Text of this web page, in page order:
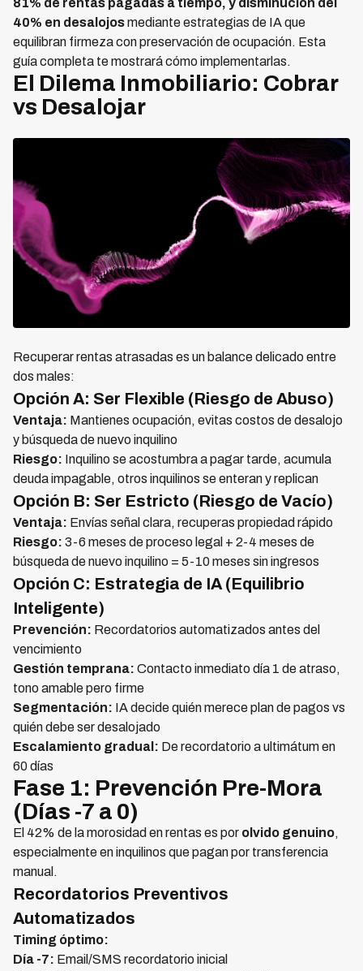
81% de rentas pagadas a tiempo, y disminución del
40% en desalojosmediante estrategias de IA que
equilibran firmeza con preservación de ocupación. Esta
guía completa te mostrará cómo implementarlas.
El Dilema Inmobiliario: Cobrar
vs Desalojar
Recuperar rentas atrasadas es un balance delicado entre
dos males:
Opción A: Ser Flexible (Riesgo de Abuso)
Ventaja: Mantienes ocupación, evitas costos de desalojo
y búsqueda de nuevo inquilino
Riesgo: Inquilino se acostumbra a pagar tarde, acumula
deuda impagable, otros inquilinos se enteran y replican
Opción B: Ser Estricto (Riesgo de Vacío)
Ventaja: Envías señal clara, recuperas propiedad rápido
Riesgo: 3-6 meses de proceso legal + 2-4 meses de
búsqueda de nuevo inquilino = 5-10 meses sin ingresos
Opción C: Estrategia de IA (Equilibrio
Inteligente)
Prevención: Recordatorios automatizados antes del
vencimiento
Gestión temprana: Contacto inmediato día 1 de atraso,
tono amable pero firme
Segmentación: IA decide quién merece plan de pagos vs
quién debe ser desalojado
Escalamiento gradual: De recordatorio a ultimátum en
60 días
Fase 1: Prevención Pre-Mora
(Días -7 a 0)
El 42% de la morosidad en rentas es por olvido genuino,
especialmente en inquilinos que pagan por transferencia
manual.
Recordatorios Preventivos
Automatizados
Timing óptimo:
Día -7: Email/SMS recordatorio inicial